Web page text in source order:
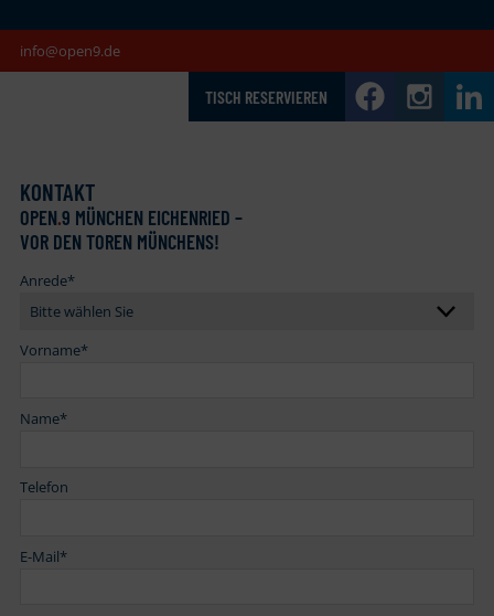
info@open9.de
TISCH RESERVIEREN
KONTAKT
OPEN.9 MÜNCHEN EICHENRIED –
VOR DEN TOREN MÜNCHENS!
Anrede*
Vorname*
Name*
Telefon
E-Mail*